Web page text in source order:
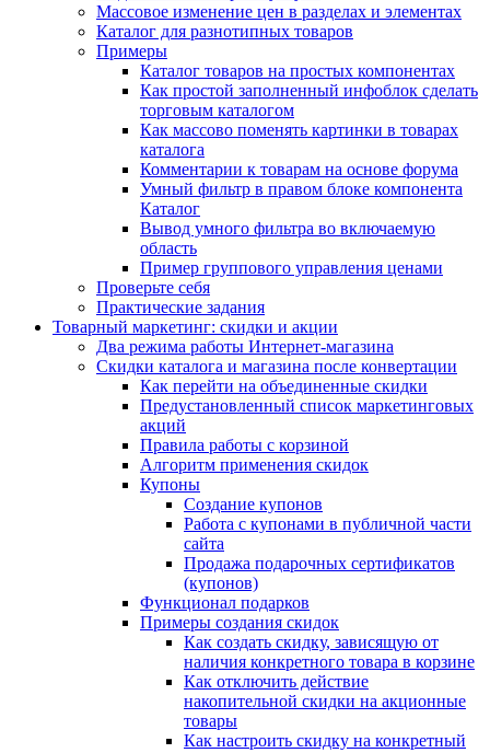
Массовое изменение цен в разделах и элементах
Каталог для разнотипных товаров
Примеры
Каталог товаров на простых компонентах
Как простой заполненный инфоблок сделать
торговым каталогом
Как массово поменять картинки в товарах
каталога
Комментарии к товарам на основе форума
Умный фильтр в правом блоке компонента
Каталог
Вывод умного фильтра во включаемую
область
Пример группового управления ценами
Проверьте себя
Практические задания
Товарный маркетинг: скидки и акции
Два режима работы Интернет-магазина
Скидки каталога и магазина после конвертации
Как перейти на объединенные скидки
Предустановленный список маркетинговых
акций
Правила работы с корзиной
Алгоритм применения скидок
Купоны
Создание купонов
Работа с купонами в публичной части
сайта
Продажа подарочных сертификатов
(купонов)
Функционал подарков
Примеры создания скидок
Как создать скидку, зависящую от
наличия конкретного товара в корзине
Как отключить действие
накопительной скидки на акционные
товары
Как настроить скидку на конкретный